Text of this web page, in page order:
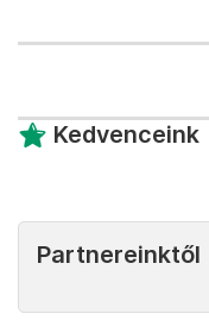
Kedvenceink
Partnereinktől